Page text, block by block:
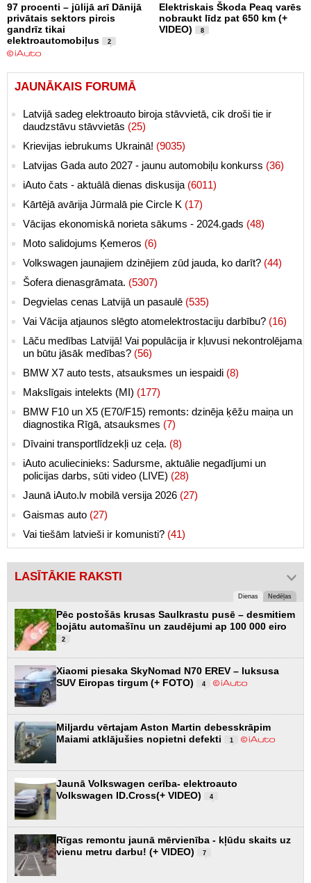
97 procenti – jūlijā arī Dānijā
privātais sektors pircis
gandrīz tikai
elektroautomobiļus
2
Elektriskais Škoda Peaq varēs
nobraukt līdz pat 650 km (+
VIDEO)
8
JAUNĀKAIS FORUMĀ
Latvijā sadeg elektroauto biroja stāvvietā, cik droši tie ir
daudzstāvu stāvvietās (25)
Krievijas iebrukums Ukrainā! (9035)
Latvijas Gada auto 2027 - jaunu automobiļu konkurss (36)
iAuto čats - aktuālā dienas diskusija (6011)
Kārtējā avārija Jūrmalā pie Circle K (17)
Vācijas ekonomiskā norieta sākums - 2024.gads (48)
Moto salidojums Ķemeros (6)
Volkswagen jaunajiem dzinējiem zūd jauda, ko darīt? (44)
Šofera dienasgrāmata. (5307)
Degvielas cenas Latvijā un pasaulē (535)
Vai Vācija atjaunos slēgto atomelektrostaciju darbību? (16)
Lāču medības Latvijā! Vai populācija ir kļuvusi nekontrolējama
un būtu jāsāk medības? (56)
BMW X7 auto tests, atsauksmes un iespaidi (8)
Makslīgais intelekts (MI) (177)
BMW F10 un X5 (E70/F15) remonts: dzinēja ķēžu maiņa un
diagnostika Rīgā, atsauksmes (7)
Dīvaini transportlīdzekļi uz ceļa. (8)
iAuto aculiecinieks: Sadursme, aktuālie negadījumi un
policijas darbs, sūti video (LIVE) (28)
Jaunā iAuto.lv mobilā versija 2026 (27)
Gaismas auto (27)
Vai tiešām latvieši ir komunisti? (41)
LASĪTĀKIE RAKSTI
Dienas Nedēļas
Pēc postošās krusas Saulkrastu pusē – desmitiem
bojātu automašīnu un zaudējumi ap 100 000 eiro
2
Xiaomi piesaka SkyNomad N70 EREV – luksusa
SUV Eiropas tirgum (+ FOTO)
4
Miljardu vērtajam Aston Martin debesskrāpim
Maiami atklājušies nopietni defekti
1
Jaunā Volkswagen cerība- elektroauto
Volkswagen ID.Cross(+ VIDEO)
4
Rīgas remontu jaunā mērvienība - kļūdu skaits uz
vienu metru darbu! (+ VIDEO)
7